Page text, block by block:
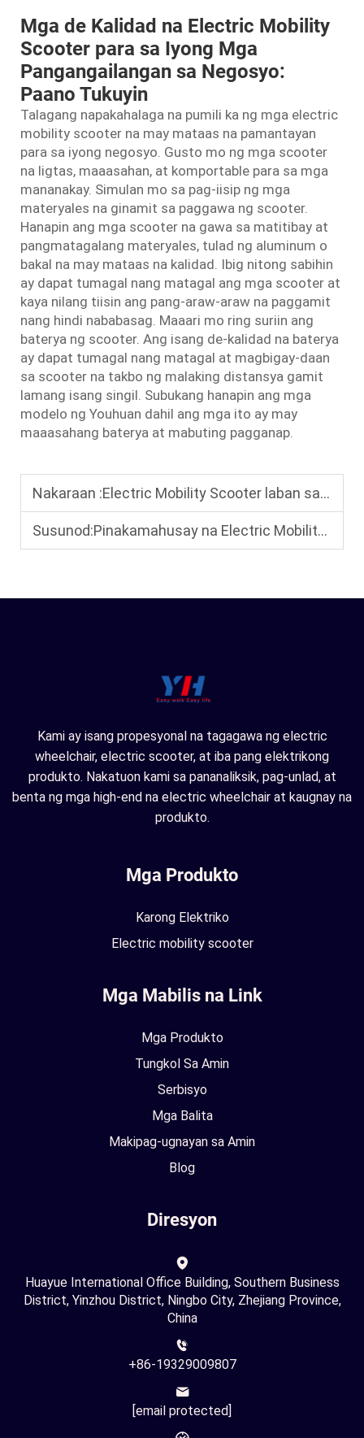
Mga de Kalidad na Electric Mobility
Scooter para sa Iyong Mga
Pangangailangan sa Negosyo:
Paano Tukuyin
Talagang napakahalaga na pumili ka ng mga electric
mobility scooter na may mataas na pamantayan
para sa iyong negosyo. Gusto mo ng mga scooter
na ligtas, maaasahan, at komportable para sa mga
mananakay. Simulan mo sa pag-iisip ng mga
materyales na ginamit sa paggawa ng scooter.
Hanapin ang mga scooter na gawa sa matitibay at
pangmatagalang materyales, tulad ng aluminum o
bakal na may mataas na kalidad. Ibig nitong sabihin
ay dapat tumagal nang matagal ang mga scooter at
kaya nilang tiisin ang pang-araw-araw na paggamit
nang hindi nababasag. Maaari mo ring suriin ang
baterya ng scooter. Ang isang de-kalidad na baterya
ay dapat tumagal nang matagal at magbigay-daan
sa scooter na takbo ng malaking distansya gamit
lamang isang singil. Subukang hanapin ang mga
modelo ng Youhuan dahil ang mga ito ay may
maaasahang baterya at mabuting pagganap.
Nakaraan :Electric Mobility Scooter laban sa Karaniwang Silya sa Gulong: Mga Pangunahing Pagkakaiba sa Pagpili ng Tamang Isa
Susunod:Pinakamahusay na Electric Mobility Scooter para sa mga Taong May Kahirapan sa Pagkilos: Mabilis, Komportable, at Madaling Patakbuhin
Kami ay isang propesyonal na tagagawa ng electric
wheelchair, electric scooter, at iba pang elektrikong
produkto. Nakatuon kami sa pananaliksik, pag-unlad, at
benta ng mga high-end na electric wheelchair at kaugnay na
produkto.
Mga Produkto
Karong Elektriko
Electric mobility scooter
Mga Mabilis na Link
Mga Produkto
Tungkol Sa Amin
Serbisyo
Mga Balita
Makipag-ugnayan sa Amin
Blog
Diresyon
Huayue International Office Building, Southern Business
District, Yinzhou District, Ningbo City, Zhejiang Province,
China
+86-19329009807
[email protected]